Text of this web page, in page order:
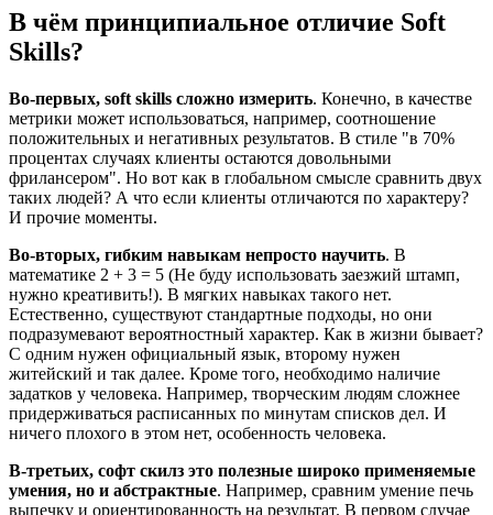
В чём принципиальное отличие Soft
Skills?
Во-первых, soft skills сложно измерить. Конечно, в качестве
метрики может использоваться, например, соотношение
положительных и негативных результатов. В стиле "в 70%
процентах случаях клиенты остаются довольными
фрилансером". Но вот как в глобальном смысле сравнить двух
таких людей? А что если клиенты отличаются по характеру?
И прочие моменты.
Во-вторых, гибким навыкам непросто научить. В
математике 2 + 3 = 5 (Не буду использовать заезжий штамп,
нужно креативить!). В мягких навыках такого нет.
Естественно, существуют стандартные подходы, но они
подразумевают вероятностный характер. Как в жизни бывает?
С одним нужен официальный язык, второму нужен
житейский и так далее. Кроме того, необходимо наличие
задатков у человека. Например, творческим людям сложнее
придерживаться расписанных по минутам списков дел. И
ничего плохого в этом нет, особенность человека.
В-третьих, софт скилз это полезные широко применяемые
умения, но и абстрактные. Например, сравним умение печь
выпечку и ориентированность на результат. В первом случае